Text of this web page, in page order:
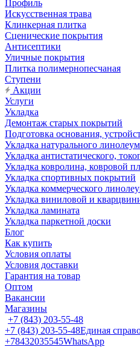
Профиль
Искусственная трава
Клинкерная плитка
Сценические покрытия
Антисептики
Уличные покрытия
Плитка полимернопесчаная
Ступени
Акции
Услуги
Укладка
Демонтаж старых покрытий
Подготовка основания,
Укладка натурального
Укладка антистатического,
Укладка ковролина, ковровой
Укладка спортивных покрытий
Укладка коммерческого
Укладка виниловой и
Укладка ламината
Укладка паркетной доски
Блог
Как купить
Условия оплаты
Условия доставки
Гарантия на товар
Оптом
Вакансии
Магазины
+7 (843) 203-55-48
+7 (843) 203-55-48Единая
+78432035545WhatsApp